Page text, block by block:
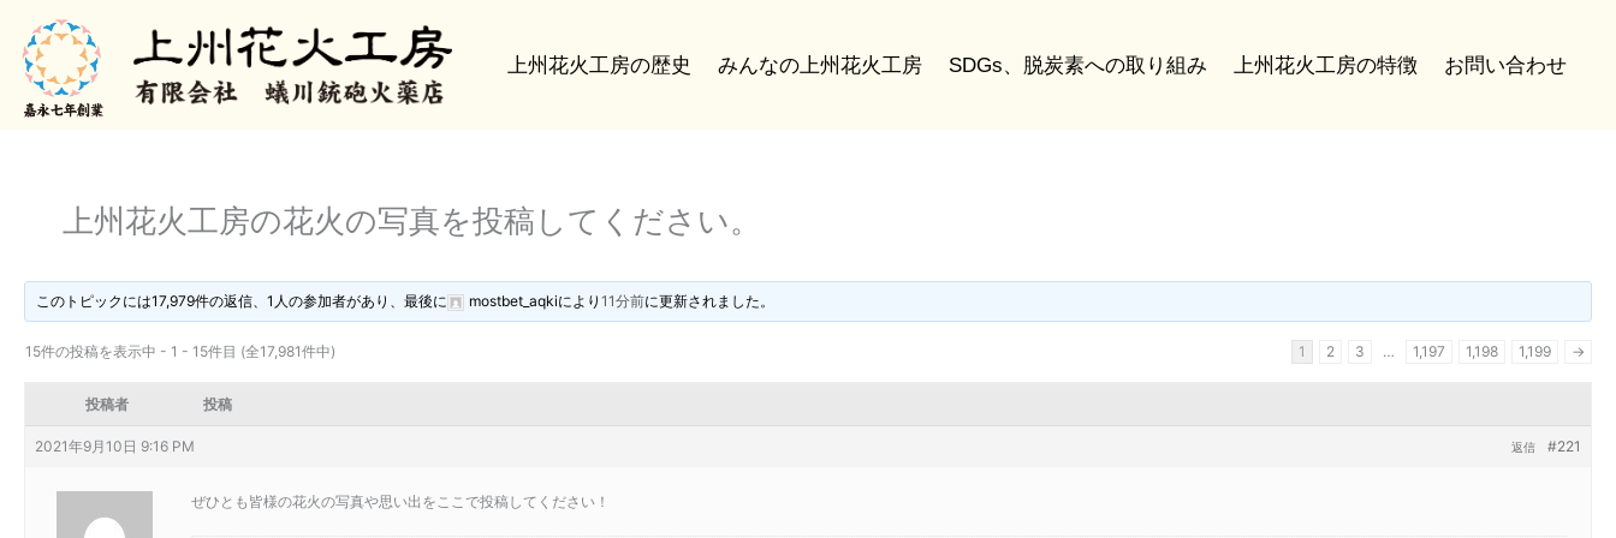
上州花火工房の歴史 みんなの上州花火工房 SDGs、脱炭素への取り組み 上州花火工房の特徴 お問い合わせ
上州花火工房の花火の写真を投稿してください。
このトピックには17,979件の返信、1人の参加者があり、最後に mostbet_aqkiにより11分前に更新されました。
15件の投稿を表示中 - 1 - 15件目 (全17,981件中) 1 2 3 … 1,197 1,198 1,199 →
投稿者 投稿
2021年9月10日 9:16 PM #221
返信
ぜひとも皆様の花火の写真や思い出をここで投稿してください！